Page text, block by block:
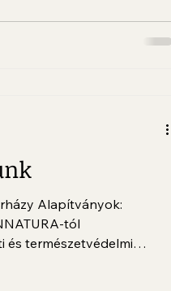
der seit 1993
Alapítványok:
tól
és természetvédelmi